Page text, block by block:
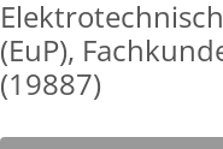
(EuP),
(19887)